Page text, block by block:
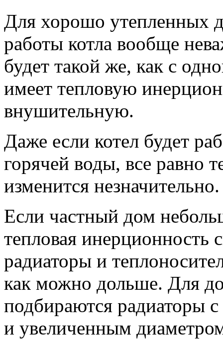
Для хорошо утепленных
работы котла вообще
будет такой же, как с
имеет тепловую
внушительную.
Даже если котел будет
горячей воды, все равно
изменится незначительно.
Если частный дом
тепловая инерционность
радиаторы и
как можно дольше. Для
подбираются радиаторы
и увеличенным